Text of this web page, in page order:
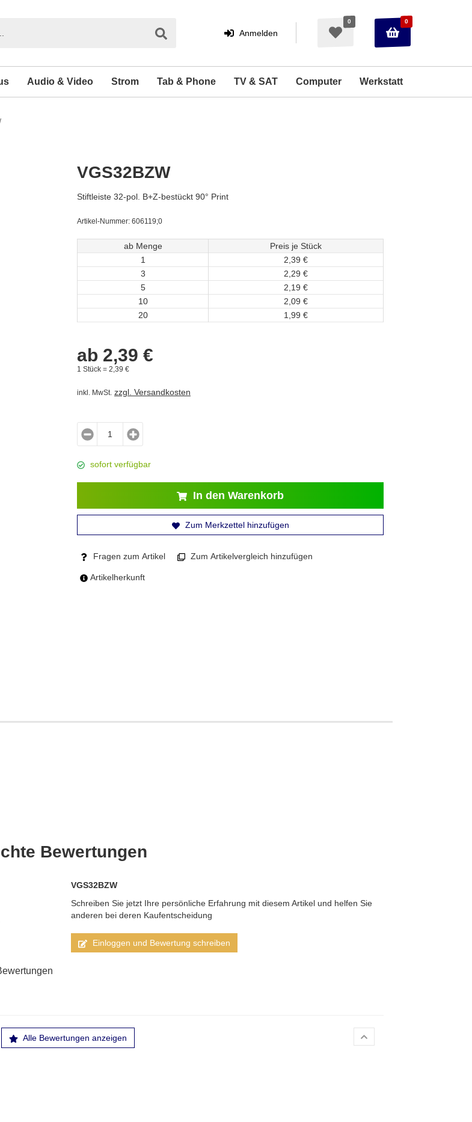
Anmelden
Anmelden Merkzettel
0
Warenkorb
aufklappen
0
Audio & Video Strom Tab & Phone TV & SAT Computer Werkstatt
VGS32BZW
Stiftleiste 32-pol. B+Z-bestückt 90° Print
Artikel-Nummer: 606119;0
ab Menge
Preis je Stück
1
2, 39 €
3
2, 29 €
5
2, 19 €
10
2, 09 €
20
1, 99 €
ab 2,39 €
1 Stück = 2, 39 €
inkl. MwSt. zzgl. Versandkosten
sofort verfügbar
In den Warenkorb
Zum Merkzettel hinzufügen
Fragen zum Artikel Zum Artikelvergleich hinzufügen
Artikelherkunft
Bewertungen
VGS32BZW
Schreiben Sie jetzt Ihre persönliche Erfahrung mit diesem Artikel und helfen Sie
anderen bei deren Kaufentscheidung
Einloggen und Bewertung schreiben
Alle Bewertungen anzeigen